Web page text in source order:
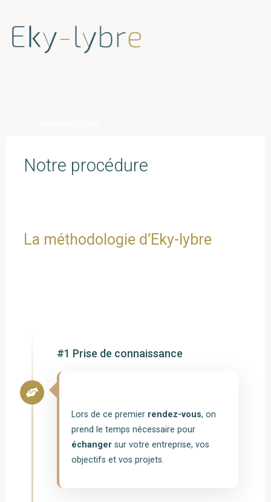
content
Notre procédure
La méthodologie d’Eky-lybre
#1 Prise de connaissance
Lors de ce premierrendez-vous, on
prend le temps nécessaire pour
échangersur votre entreprise, vos
objectifs et vos projets.